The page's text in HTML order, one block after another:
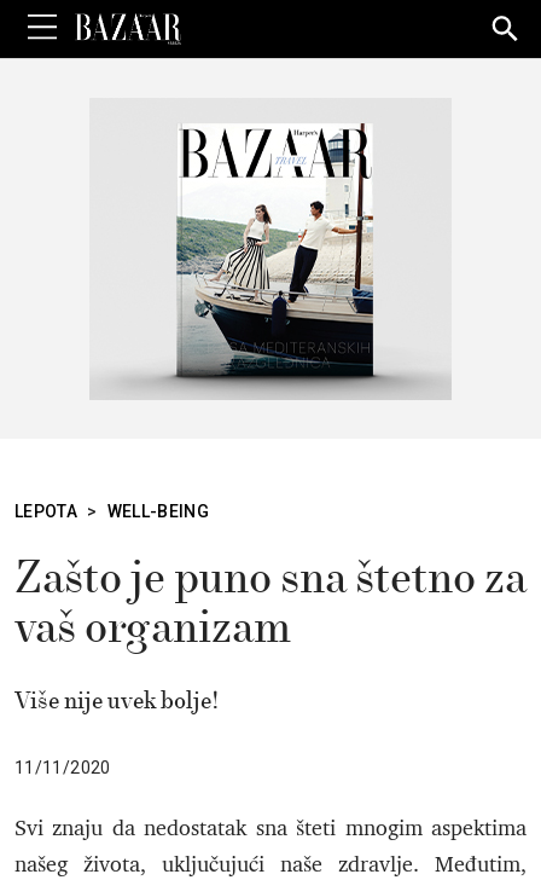
for:
LEPOTA > WELL-BEING
Zašto je puno sna štetno za
vaš organizam
Više nije uvek bolje!
11/11/2020
Svi znaju da nedostatak sna šteti mnogim aspektima
našeg života, uključujući naše zdravlje. Međutim,